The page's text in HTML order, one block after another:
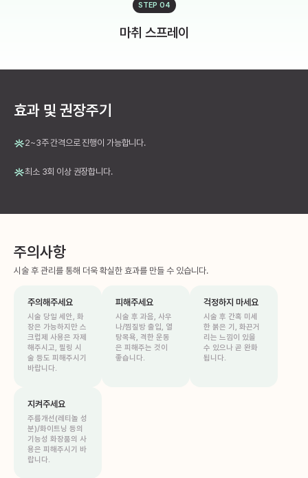
STEP 04
마취 스프레이
효과 및 권장주기
2~3주 간격으로 진행이 가능합니다.
최소 3회 이상 권장합니다.
주의사항
시술 후 관리를 통해 더욱 확실한 효과를 만들 수 있습니다.
주의해주세요
시술 당일 세안, 화
장은 가능하지만 스
크럽제 사용은 자제
해주시고, 필링 시
술 등도 피해주시기
바랍니다.
피해주세요
시술 후 과음, 사우
나/찜질방 출입, 열
탕목욕, 격한 운동
은 피해주는 것이
좋습니다.
걱정하지 마세요
시술 후 간혹 미세
한 붉은 기, 화끈거
리는 느낌이 있을
수 있으나 곧 완화
됩니다.
지켜주세요
주름개선(레티놀 성
분)/화이트닝 등의
기능성 화장품의 사
용은 피해주시기 바
랍니다.